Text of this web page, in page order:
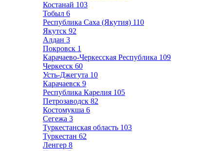
Костанай 103
Тобыл 6
Республика Саха (Якутия) 110
Якутск 92
Алдан 3
Покровск 1
Карачаево-Черкесская Республика 109
Черкесск 60
Усть-Джегута 10
Карачаевск 9
Республика Карелия 105
Петрозаводск 82
Костомукша 6
Сегежа 3
Туркестанская область 103
Туркестан 62
Ленгер 8